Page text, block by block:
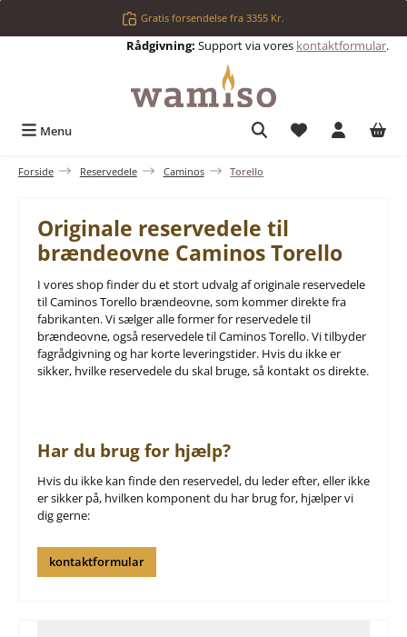
Gratis forsendelse fra 3355 Kr.
Rådgivning: Support via vores kontaktformular.
Menu Du har 0
Forside Reservedele Caminos Torello
Originale reservedele til
brændeovne Caminos Torello
I vores shop finder du et stort udvalg af originale reservedele
til Caminos Torello brændeovne, som kommer direkte fra
fabrikanten. Vi sælger alle former for reservedele til
brændeovne, også reservedele til Caminos Torello. Vi tilbyder
fagrådgivning og har korte leveringstider. Hvis du ikke er
sikker, hvilke reservedele du skal bruge, så kontakt os direkte.
Har du brug for hjælp?
Hvis du ikke kan finde den reservedel, du leder efter, eller ikke
er sikker på, hvilken komponent du har brug for, hjælper vi
dig gerne:
kontaktformular